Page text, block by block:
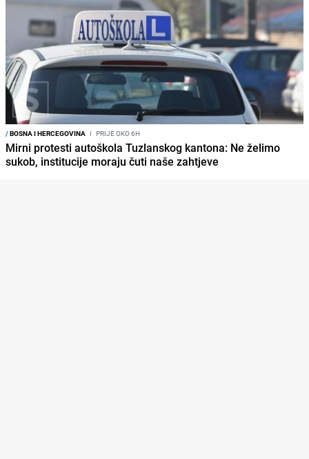
/BOSNA I HERCEGOVINA I PRIJE OKO 6H
Mirni protesti autoškola Tuzlanskog kantona: Ne želimo
sukob, institucije moraju čuti naše zahtjeve